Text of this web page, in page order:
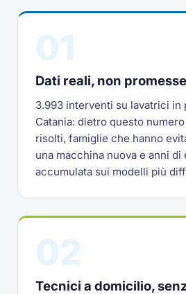
Dati reali, non promesse
3.993 interventi su lavatrici in
Catania: dietro questo
risolti, famiglie che hanno
una macchina nuova e anni di
accumulata sui modelli più
Tecnici a domicilio,